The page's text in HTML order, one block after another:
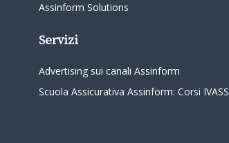
Assinform Solutions
Servizi
Advertising sui canali Assinform
Scuola Assicurativa Assinform: Corsi IVASS